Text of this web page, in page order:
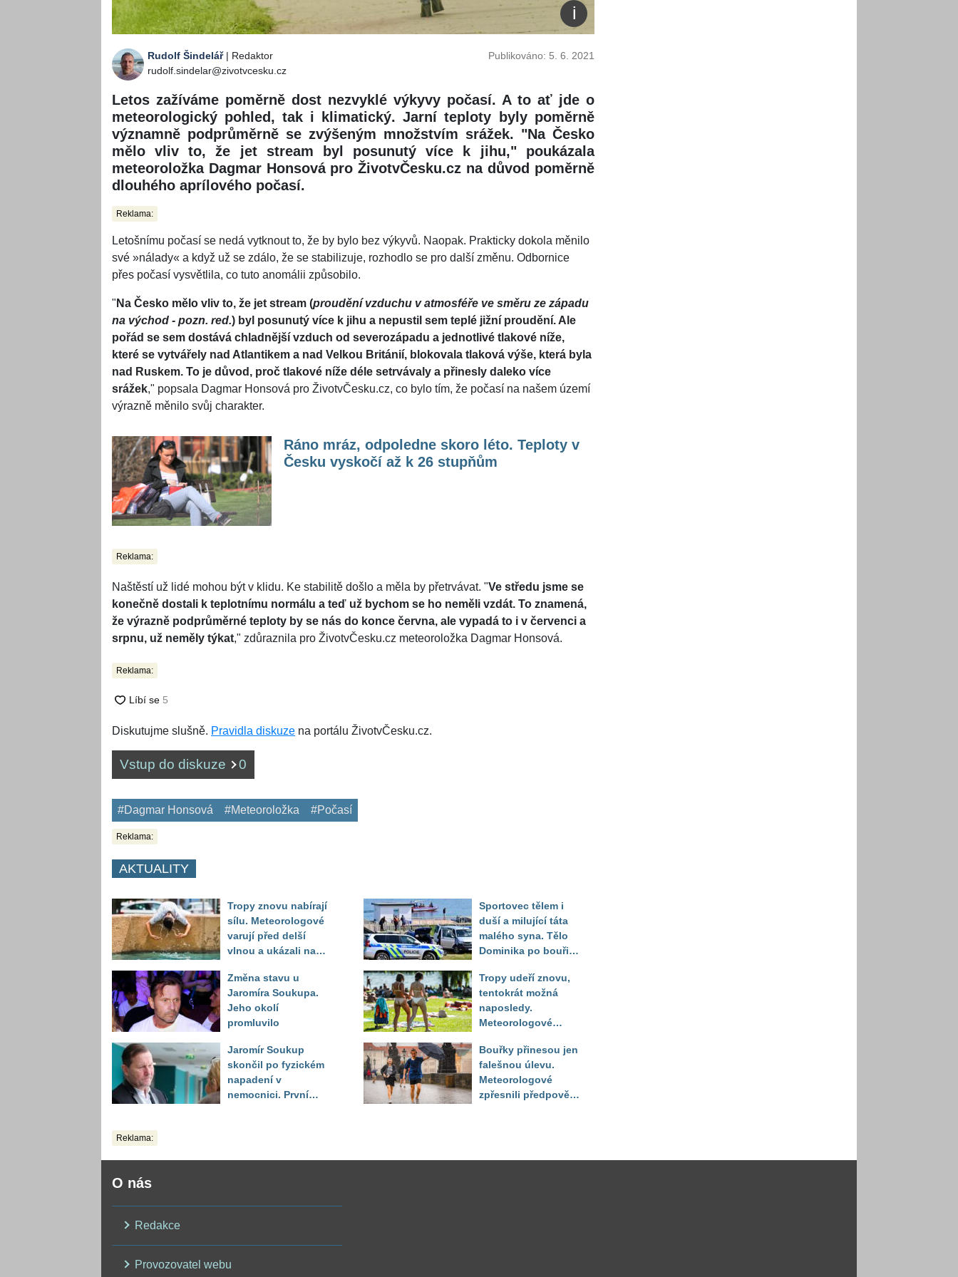
Rudolf Šindelář| Redaktor
rudolf.sindelar@zivotvcesku.cz
Publikováno: 5. 6. 2021
Letos zažíváme poměrně dost nezvyklé výkyvy počasí. A to ať jde o
meteorologický pohled, tak i klimatický. Jarní teploty byly poměrně
významně podprůměrně se zvýšeným množstvím srážek. "Na Česko
mělo vliv to, že jet stream byl posunutý více k jihu," poukázala
meteoroložka Dagmar Honsová pro ŽivotvČesku.cz na důvod poměrně
dlouhého aprílového počasí.
Reklama:
Letošnímu počasí se nedá vytknout to, že by bylo bez výkyvů. Naopak. Prakticky dokola měnilo
své »nálady« a když už se zdálo, že se stabilizuje, rozhodlo se pro další změnu. Odbornice
přes počasí vysvětlila, co tuto anomálii způsobilo.
" Na Česko mělo vliv to, že jet stream (proudění vzduchu v atmosféře ve směru ze západu
na východ - pozn. red.) byl posunutý více k jihu a nepustil sem teplé jižní proudění. Ale
pořád se sem dostává chladnější vzduch od severozápadu a jednotlivé tlakové níže,
které se vytvářely nad Atlantikem a nad Velkou Británií, blokovala tlaková výše, která byla
nad Ruskem. To je důvod, proč tlakové níže déle setrvávaly a přinesly daleko více
srážek," popsala Dagmar Honsová pro ŽivotvČesku.cz, co bylo tím, že počasí na našem území
výrazně měnilo svůj charakter.
Ráno mráz, odpoledne skoro léto. Teploty v
Česku vyskočí až k 26 stupňům
Reklama:
Naštěstí už lidé mohou být v klidu. Ke stabilitě došlo a měla by přetrvávat. "Ve středu jsme se
konečně dostali k teplotnímu normálu a teď už bychom se ho neměli vzdát. To znamená,
že výrazně podprůměrné teploty by se nás do konce června, ale vypadá to i v červenci a
srpnu, už neměly týkat," zdůraznila pro ŽivotvČesku.cz meteoroložka Dagmar Honsová.
Reklama:
Diskutujme slušně. Pravidla diskuze na portálu ŽivotvČesku.cz.
Vstup do diskuze 0
#Dagmar Honsová #Meteoroložka #Počasí
Reklama:
AKTUALITY
Tropy znovu nabírají
sílu. Meteorologové
varují před delší
vlnou a ukázali na
bude nejhorší
Změna stavu u
Jaromíra Soukupa.
Jeho okolí
promluvilo
Jaromír Soukup
skončil po fyzickém
napadení v
nemocnici. První
Sportovec tělem i
duší a milující táta
malého syna. Tělo
Dominika po bouři
až druhý den
Tropy udeří znovu,
tentokrát možná
naposledy.
Meteorologové
do září
Bouřky přinesou jen
falešnou úlevu.
Meteorologové
zpřesnili předpověď
Reklama:
O nás
Redakce
Provozovatel webu